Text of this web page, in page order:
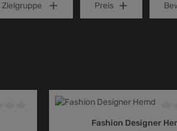
Zielgruppe Preis
Bewertung von 0 von 5 Sternen
Fashion Designer